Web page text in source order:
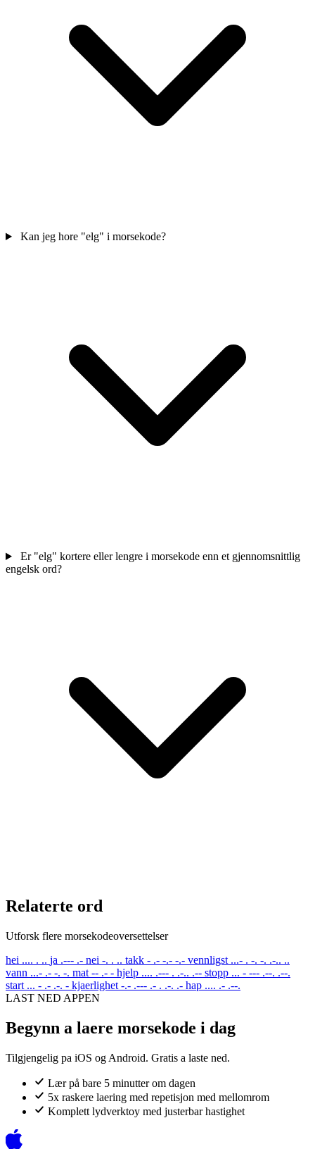
Kan jeg hore "elg" i morsekode?
Er "elg" kortere eller lengre i morsekode enn et gjennomsnittlig
engelsk ord?
Relaterte ord
Utforsk flere morsekodeoversettelser
hei .... . .. ja .--- .- nei -. . .. takk - .- -.- -.- vennligst ...- . -. -. .-.. ..
vann ...- .- -. -. mat -- .- - hjelp .... .--- . .-.. .-- stopp ... - --- .--. .--.
start ... - .- .-. - kjaerlighet -.- .--- .- . .-. .- hap .... .- .--.
LAST NED APPEN
Begynn a laere morsekode i dag
Tilgjengelig pa iOS og Android. Gratis a laste ned.
Lær på bare 5 minutter om dagen
5x raskere laering med repetisjon med mellomrom
Komplett lydverktoy med justerbar hastighet